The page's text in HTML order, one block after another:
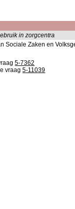
in zorgcentra
Sociale Zaken en
5-7362
vraag5-11039